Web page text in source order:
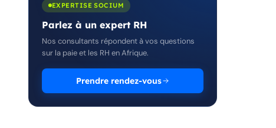
EXPERTISE SOCIUM
Parlez à un expert RH
Nos consultants répondent à vos questions
sur la paie et les RH en Afrique.
Prendre rendez-vous